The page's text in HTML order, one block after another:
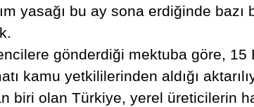
yasağı bu ay sona erdiğinde bazı
gönderdiği mektuba göre,
kamu yetkililerinden aldığı
biri olan Türkiye, yerel üreticilerin